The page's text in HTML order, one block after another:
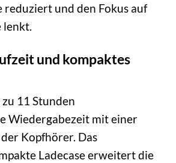
reduziert und den Fokus auf
lenkt.
und kompaktes
11 Stunden
Wiedergabezeit mit einer
Kopfhörer. Das
Ladecase erweitert die